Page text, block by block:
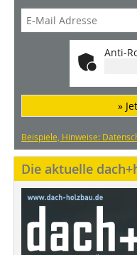
Anti-
»
Beispiele, Hinweise:
Die aktuelle